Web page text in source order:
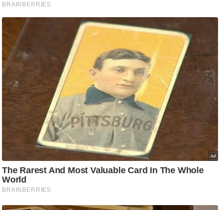
g
N
w
s
ला
इ
टे
क्नॉ
लॉ
जी
ब्यू